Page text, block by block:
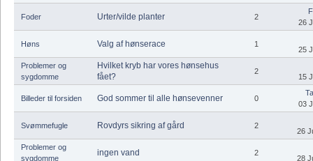
Foder Urter/vilde planter 2
26
Høns Valg af hønserace 1
25
Problemer og
sygdomme
Hvilket kryb har vores hønsehus
fået?
2
15
Billeder til forsiden God sommer til alle hønsevenner 0
03
Svømmefugle Rovdyrs sikring af gård 2
26
Problemer og
sygdomme
ingen vand 2
28